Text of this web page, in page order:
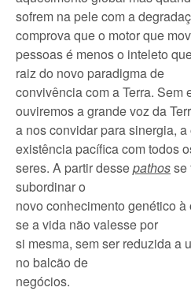
sofrem na pele com a
comprova que o motor que
pessoas é menos o inteleto
raiz do novo paradigma de
convivência com a Terra. Sem
ouviremos a grande voz da
a nos convidar para sinergia,
existência pacífica com todos
seres. A partir dessepathosse
subordinar o
novo conhecimento genético
se a vida não valesse por
si mesma, sem ser reduzida a
no balcão de
negócios.